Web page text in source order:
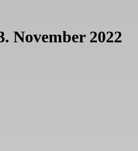
November 2022